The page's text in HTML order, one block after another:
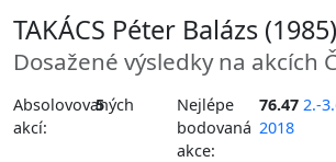
TAKÁCS Péter Balázs (1985)
Dosažené výsledky na akcích
Absolovovaných
akcí:
5
Nejlépe
bodovaná
akce:
76.47 2.-
2018